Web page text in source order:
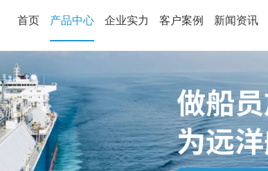
首页 产品中心 企业实力 客户案例 新闻资讯